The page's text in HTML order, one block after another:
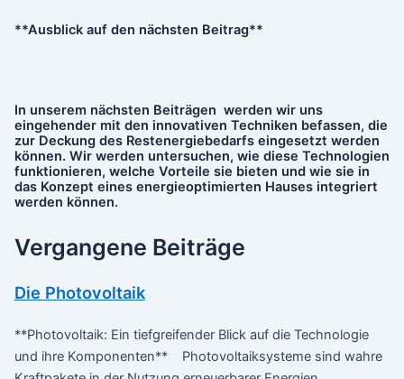
**Ausblick auf den nächsten Beitrag**
In unserem nächsten Beiträgen werden wir uns
eingehender mit den innovativen Techniken befassen, die
zur Deckung des Restenergiebedarfs eingesetzt werden
können. Wir werden untersuchen, wie diese Technologien
funktionieren, welche Vorteile sie bieten und wie sie in
das Konzept eines energieoptimierten Hauses integriert
werden können.
Vergangene Beiträge
Die Photovoltaik
**Photovoltaik: Ein tiefgreifender Blick auf die Technologie
und ihre Komponenten** Photovoltaiksysteme sind wahre